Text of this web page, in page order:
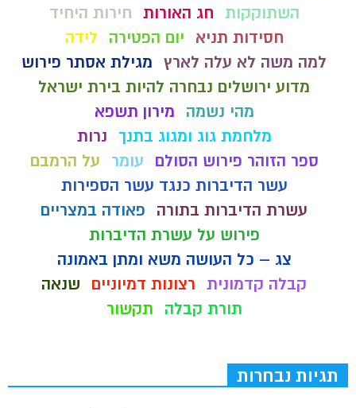
השתוקקות חג האורות חירות היחיד
חסידות תניא
יום הפטירה
לידה
למה משה לא עלה לארץ מגילת אסתר פירוש
מדוע ירושלים נבחרה להיות בירת ישראל
מהי נשמה
מירון תשפא
מלחמת גוג ומגוג בתנך
נרות
ספר הזוהר פירוש הסולם
עומר
על הרמבם
עשר הדיברות כנגד עשר הספירות
עשרת הדיברות בתורה
פאודה במצריים
פירוש על עשרת הדיברות
צג – כל העושה משא ומתן באמונה
קבלה קדמונית רצונות דמיוניים
שנאה
תורת קבלה
תקשור
תגיות נבחרות